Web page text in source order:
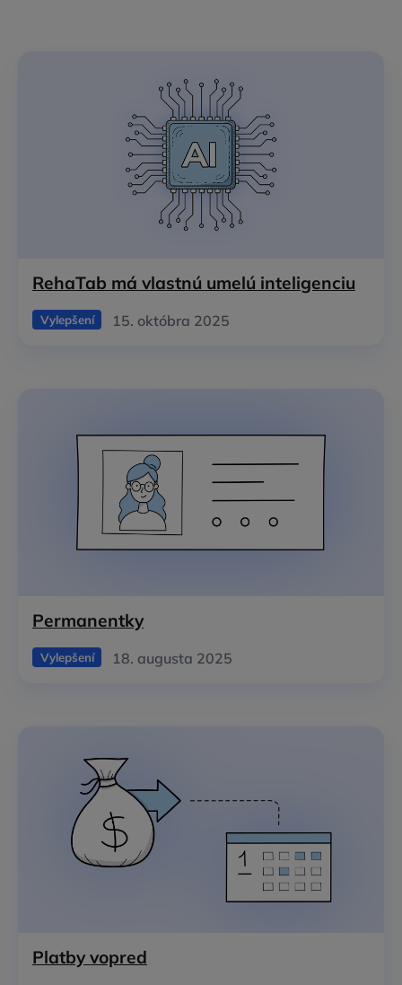
RehaTab má vlastnú umelú inteligenciu
Vylepšení 15. októbra 2025
Permanentky
Vylepšení 18. augusta 2025
Platby vopred